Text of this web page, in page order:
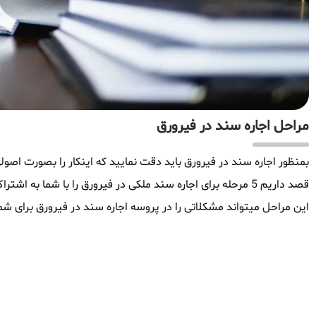
مراحل اجاره سند در فیرورق
بمنظور اجاره سند در فیرورق باید دقت نمایید که اینکار را بصورت
قصد داریم 5 مرحله برای اجاره سند ملکی در فیرورق را با
این مراحل میتواند مشکلاتی را در پروسه اجاره سند در فیرورق برای